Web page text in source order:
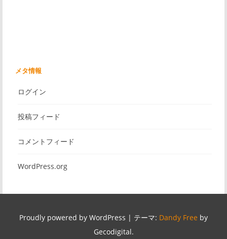
メタ情報
ログイン
投稿フィード
コメントフィード
WordPress.org
Proudly powered by WordPress | テーマ: Dandy Free by
Gecodigital.